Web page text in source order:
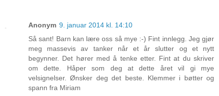
Anonym 9. januar 2014 kl. 14:10
Så sant! Barn kan lære oss så mye :-) Fint innlegg. Jeg gjør
meg massevis av tanker når et år slutter og et nytt
begynner. Det hører med å tenke etter. Fint at du skriver
om dette. Håper som deg at dette året vil gi mye
velsignelser. Ønsker deg det beste. Klemmer i bøtter og
spann fra Miriam